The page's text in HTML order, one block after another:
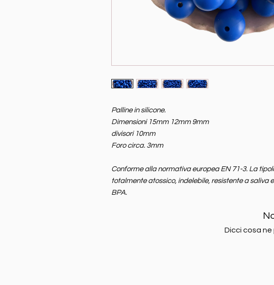
Palline in silicone.
Dimensioni 15mm 12mm 9mm
divisori 10mm
Foro circa. 3mm
Conforme alla normativa europea EN 71-3. La
totalmente atossico, indelebile, resistente a saliva
BPA.
Dicci cosa ne